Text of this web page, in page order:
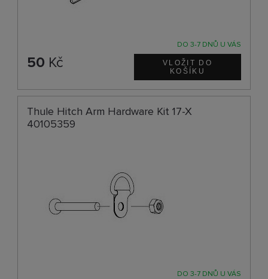
DO 3-7 DNŮ U VÁS
50 Kč
Thule Hitch Arm Hardware Kit 17-X
40105359
DO 3-7 DNŮ U VÁS